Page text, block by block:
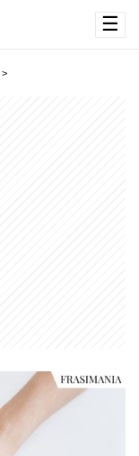
☰
>